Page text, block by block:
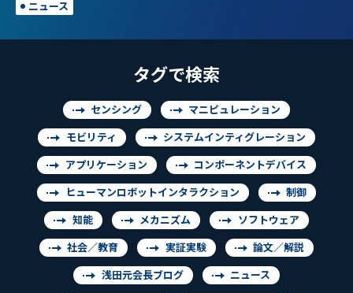
ニュース
タグで検索
センシング マニピュレーション
モビリティ システムインティグレーション
アプリケーション コンポーネントデバイス
ヒューマンロボットインタラクション 制御
知能 メカニズム ソフトウェア
社会／教育 実証実験 論文／解説
浅田元会長ブログ ニュース